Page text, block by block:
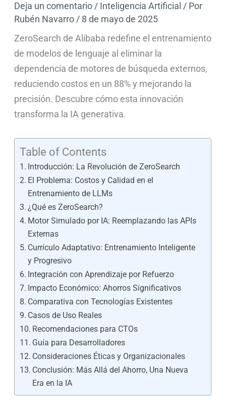
Deja un comentario/ Inteligencia Artificial / Por
Rubén Navarro/ 8 de mayo de 2025
ZeroSearch de Alibaba redefine el entrenamiento
de modelos de lenguaje al eliminar la
dependencia de motores de búsqueda externos,
reduciendo costos en un 88% y mejorando la
precisión. Descubre cómo esta innovación
transforma la IA generativa.
Table of Contents
Introducción: La Revolución de ZeroSearch
El Problema: Costos y Calidad en el
Entrenamiento de LLMs
¿Qué es ZeroSearch?
Motor Simulado por IA: Reemplazando las APIs
Externas
Currículo Adaptativo: Entrenamiento Inteligente
y Progresivo
Integración con Aprendizaje por Refuerzo
Impacto Económico: Ahorros Significativos
Comparativa con Tecnologías Existentes
Casos de Uso Reales
Recomendaciones para CTOs
Guía para Desarrolladores
Consideraciones Éticas y Organizacionales
Conclusión: Más Allá del Ahorro, Una Nueva
Era en la IA